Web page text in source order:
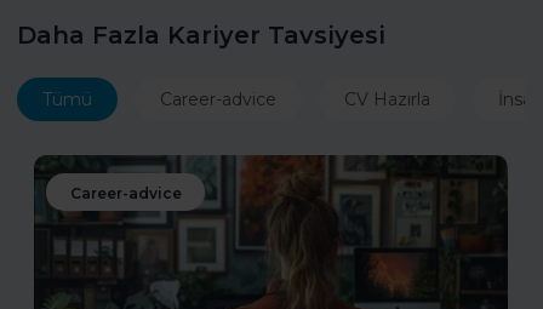
Daha Fazla Kariyer Tavsiyesi
Tümü Career-advice CV Hazırla
Career-advice